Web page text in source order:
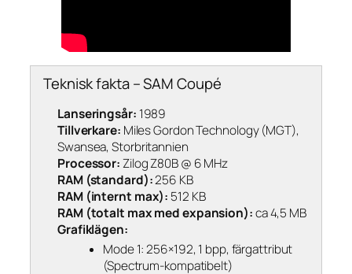
Teknisk fakta – SAM Coupé
Lanseringsår: 1989
Tillverkare: Miles Gordon Technology (MGT),
Swansea, Storbritannien
Processor:Zilog Z80B @ 6 MHz
RAM (standard):256 KB
RAM (internt max): 512 KB
RAM (totalt max med expansion):ca 4,5 MB
Grafiklägen:
Mode 1: 256×192, 1 bpp, färgattribut
(Spectrum-kompatibelt)